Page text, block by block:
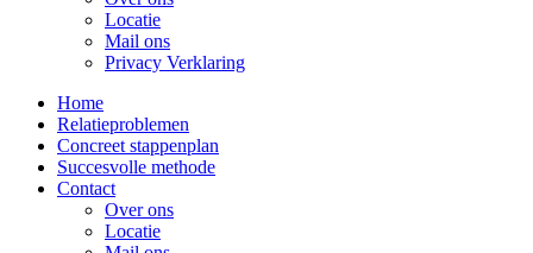
Locatie
Mail ons
Privacy Verklaring
Home
Relatieproblemen
Concreet stappenplan
Succesvolle methode
Contact
Over ons
Locatie